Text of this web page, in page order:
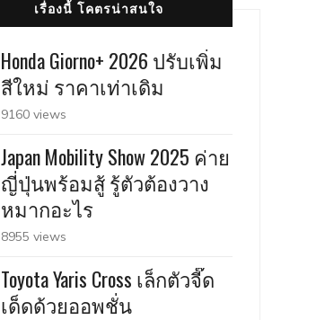
เรื่องนี้ โคตรน่าสนใจ
Honda Giorno+ 2026 ปรับเพิ่ม
สีใหม่ ราคาเท่าเดิม
9160 views
Japan Mobility Show 2025 ค่าย
ญี่ปุ่นพร้อมสู้ รู้ตัวต้องวาง
หมากอะไร
8955 views
Toyota Yaris Cross เล็กตัวจี๊ด
เด็ดด้วยออพชั่น